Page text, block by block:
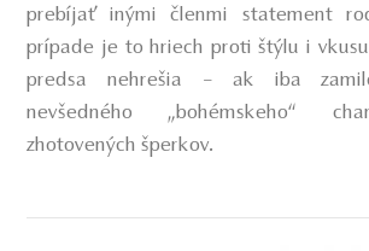
prebíjať inými členmi statement
prípade je to hriech proti štýlu i
predsa nehrešia – ak iba
nevšedného „bohémskeho“
zhotovených šperkov.